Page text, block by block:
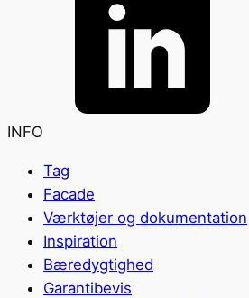
INFO
Tag
Facade
Værktøjer og dokumentation
Inspiration
Bæredygtighed
Garantibevis